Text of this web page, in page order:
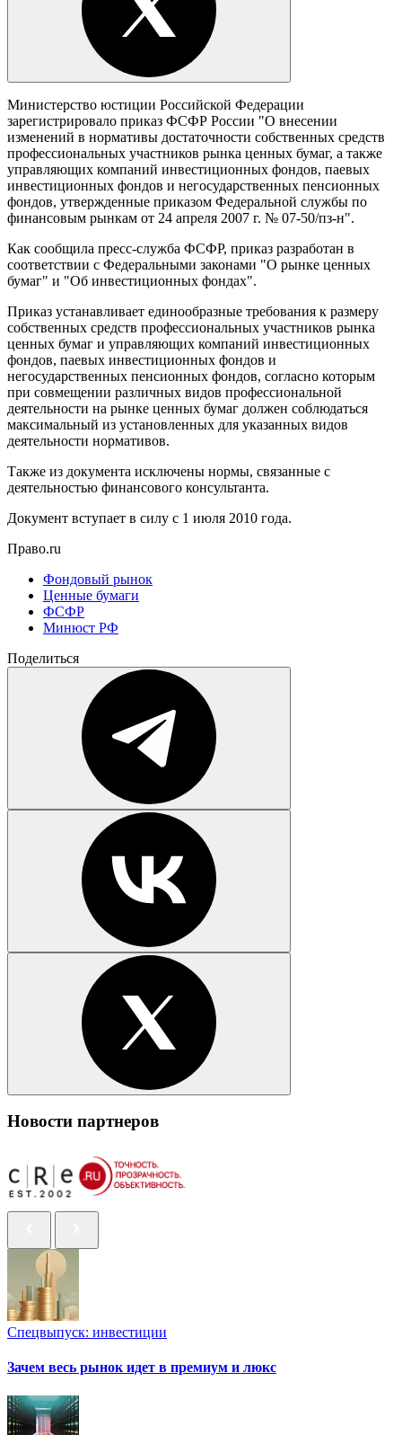
Министерство юстиции Российской Федерации
зарегистрировало приказ ФСФР России "О внесении
изменений в нормативы достаточности собственных средств
профессиональных участников рынка ценных бумаг, а также
управляющих компаний инвестиционных фондов, паевых
инвестиционных фондов и негосударственных пенсионных
фондов, утвержденные приказом Федеральной службы по
финансовым рынкам от 24 апреля 2007 г. № 07-50/пз-н".
Как сообщила пресс-служба ФСФР, приказ разработан в
соответствии с Федеральными законами "О рынке ценных
бумаг" и "Об инвестиционных фондах".
Приказ устанавливает единообразные требования к размеру
собственных средств профессиональных участников рынка
ценных бумаг и управляющих компаний инвестиционных
фондов, паевых инвестиционных фондов и
негосударственных пенсионных фондов, согласно которым
при совмещении различных видов профессиональной
деятельности на рынке ценных бумаг должен соблюдаться
максимальный из установленных для указанных видов
деятельности нормативов.
Также из документа исключены нормы, связанные с
деятельностью финансового консультанта.
Документ вступает в силу с 1 июля 2010 года.
Право.ru
Фондовый рынок
Ценные бумаги
ФСФР
Минюст РФ
Поделиться
Новости партнеров
Спецвыпуск: инвестиции
Зачем весь рынок идет в премиум и люкс